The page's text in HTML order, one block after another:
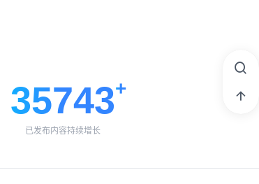
35743
已发布内容持续增长